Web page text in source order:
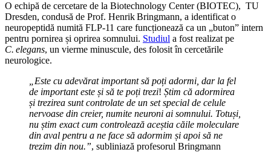
O echipă de cercetare de la Biotechnology Center (BIOTEC), TU
Dresden, condusă de Prof. Henrik Bringmann, a identificat o
neuropeptidă numită FLP‑11 care funcționează ca un „buton” intern
pentru pornirea și oprirea somnului. Studiul a fost realizat pe
C. elegans, un vierme minuscule, des folosit în cercetările
neurologice.
„Este cu adevărat important să poți adormi, dar la fel
de important este și să te poți trezi! Știm că adormirea
și trezirea sunt controlate de un set special de celule
nervoase din creier, numite neuroni ai somnului. Totuși,
nu știm exact cum controlează aceștia căile moleculare
din aval pentru a ne face să adormim și apoi să ne
trezim din nou.”, subliniază profesorul Bringmann